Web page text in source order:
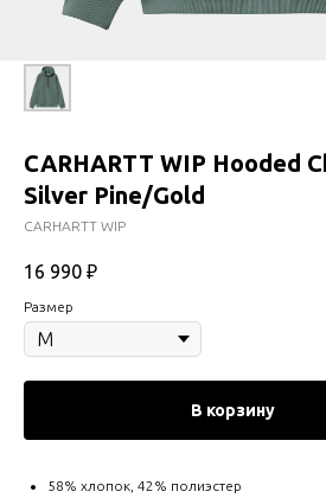
CARHARTT WIP Hooded
Silver Pine/Gold
CARHARTT WIP
16 990 ₽
Размер
В корзину
58% хлопок, 42% полиэстер